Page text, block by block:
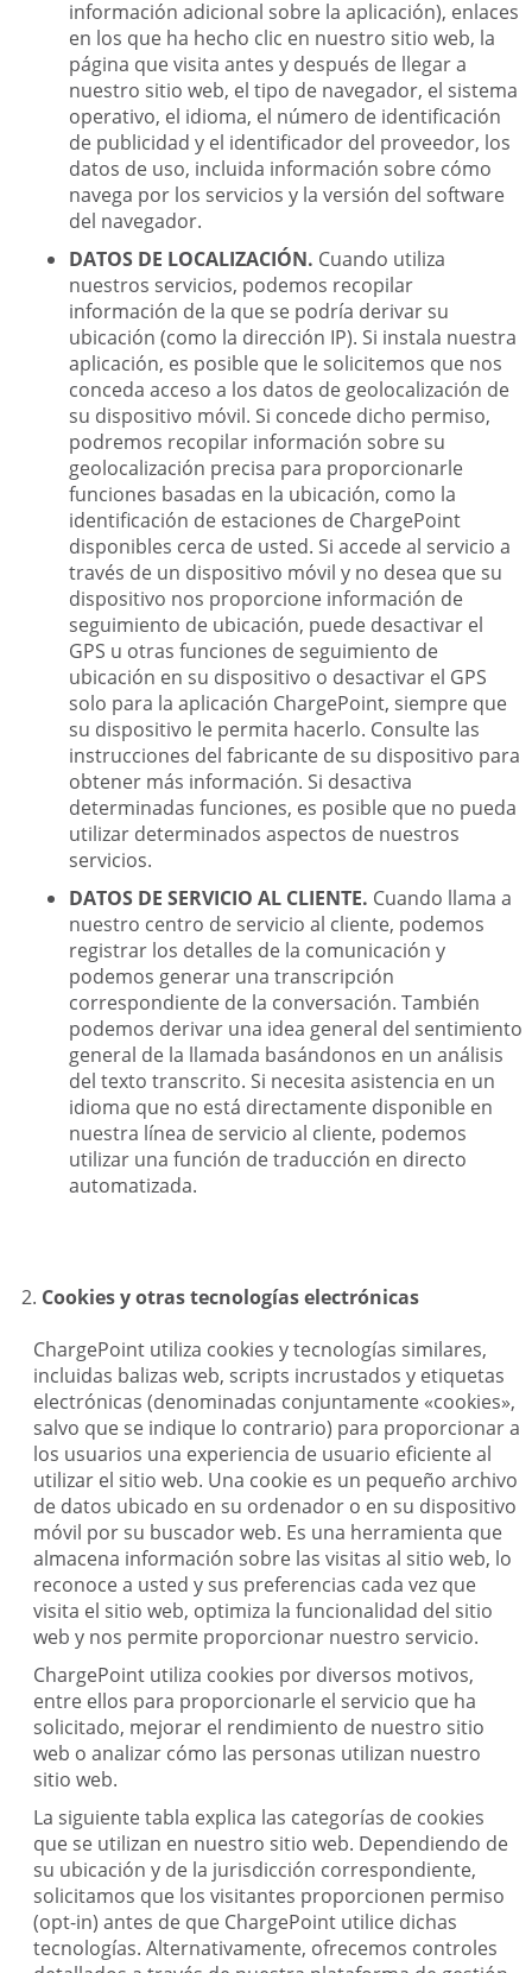
información adicional sobre la aplicación), enlaces
en los que ha hecho clic en nuestro sitio web, la
página que visita antes y después de llegar a
nuestro sitio web, el tipo de navegador, el sistema
operativo, el idioma, el número de identificación
de publicidad y el identificador del proveedor, los
datos de uso, incluida información sobre cómo
navega por los servicios y la versión del software
del navegador.
DATOS DE LOCALIZACIÓN. Cuando utiliza
nuestros servicios, podemos recopilar
información de la que se podría derivar su
ubicación (como la dirección IP). Si instala nuestra
aplicación, es posible que le solicitemos que nos
conceda acceso a los datos de geolocalización de
su dispositivo móvil. Si concede dicho permiso,
podremos recopilar información sobre su
geolocalización precisa para proporcionarle
funciones basadas en la ubicación, como la
identificación de estaciones de ChargePoint
disponibles cerca de usted. Si accede al servicio a
través de un dispositivo móvil y no desea que su
dispositivo nos proporcione información de
seguimiento de ubicación, puede desactivar el
GPS u otras funciones de seguimiento de
ubicación en su dispositivo o desactivar el GPS
solo para la aplicación ChargePoint, siempre que
su dispositivo le permita hacerlo. Consulte las
instrucciones del fabricante de su dispositivo para
obtener más información. Si desactiva
determinadas funciones, es posible que no pueda
utilizar determinados aspectos de nuestros
servicios.
DATOS DE SERVICIO AL CLIENTE. Cuando llama a
nuestro centro de servicio al cliente, podemos
registrar los detalles de la comunicación y
podemos generar una transcripción
correspondiente de la conversación. También
podemos derivar una idea general del sentimiento
general de la llamada basándonos en un análisis
del texto transcrito. Si necesita asistencia en un
idioma que no está directamente disponible en
nuestra línea de servicio al cliente, podemos
utilizar una función de traducción en directo
automatizada.
Cookies y otras tecnologías electrónicas
ChargePoint utiliza cookies y tecnologías similares,
incluidas balizas web, scripts incrustados y etiquetas
electrónicas (denominadas conjuntamente «cookies»,
salvo que se indique lo contrario) para proporcionar a
los usuarios una experiencia de usuario eficiente al
utilizar el sitio web. Una cookie es un pequeño archivo
de datos ubicado en su ordenador o en su dispositivo
móvil por su buscador web. Es una herramienta que
almacena información sobre las visitas al sitio web, lo
reconoce a usted y sus preferencias cada vez que
visita el sitio web, optimiza la funcionalidad del sitio
web y nos permite proporcionar nuestro servicio.
ChargePoint utiliza cookies por diversos motivos,
entre ellos para proporcionarle el servicio que ha
solicitado, mejorar el rendimiento de nuestro sitio
web o analizar cómo las personas utilizan nuestro
sitio web.
La siguiente tabla explica las categorías de cookies
que se utilizan en nuestro sitio web. Dependiendo de
su ubicación y de la jurisdicción correspondiente,
solicitamos que los visitantes proporcionen permiso
(opt-in) antes de que ChargePoint utilice dichas
tecnologías. Alternativamente, ofrecemos controles